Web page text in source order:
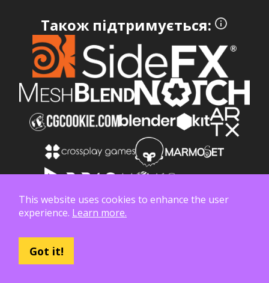
Також підтримується:
Приєднуйтесь до наших лав, підтримайте Poly
This website uses cookies to enhance the user
experience. Learn more.
Got it!